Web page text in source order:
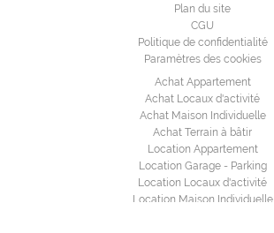
Plan du site
CGU
Politique de confidentialité
Paramètres des cookies
Achat Appartement
Achat Locaux d'activité
Achat Maison Individuelle
Achat Terrain à bâtir
Location Appartement
Location Garage - Parking
Location Locaux d'activité
Location Maison Individuelle